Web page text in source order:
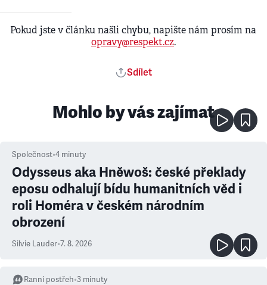
Pokud jste v článku našli chybu, napište nám prosím na
opravy@respekt.cz.
Sdílet
Mohlo by vás zajímat
Společnost•4 minuty
Odysseus aka Hněwoš: české překlady
eposu odhalují bídu humanitních věd i
roli Homéra v českém národním
obrození
Silvie Lauder•7. 8. 2026
Ranní postřeh•3 minuty